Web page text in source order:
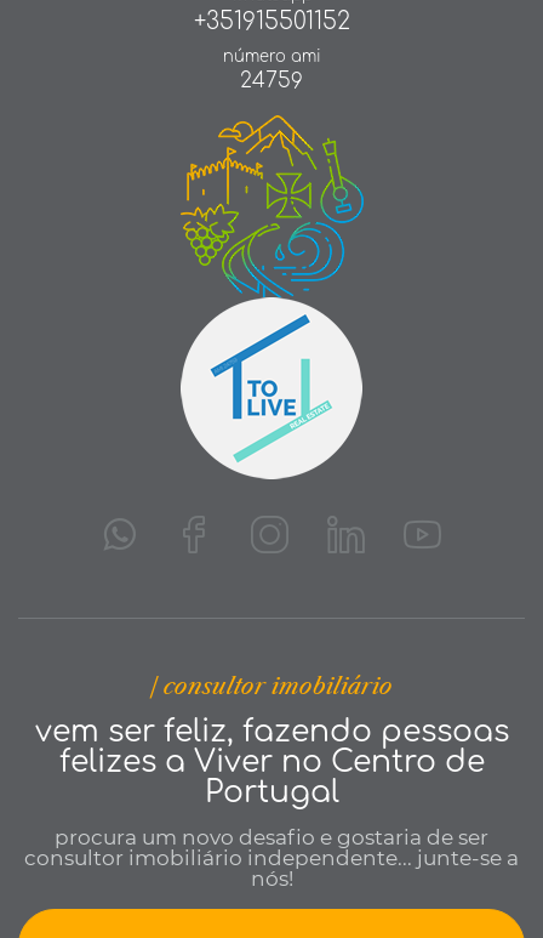
+351915501152
número ami
24759
| consultor imobiliário
vem ser feliz, fazendo pessoas
felizes a Viver no Centro de
Portugal
procura um novo desafio e gostaria de ser
consultor imobiliário independente... junte-se a
nós!